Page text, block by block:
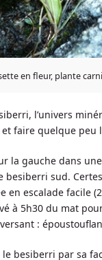
en fleur, plante
l’univers
faire quelque peu
la gauche dans
sud.
en escalade facile
à 5h30 du mat
:
besiberri par sa